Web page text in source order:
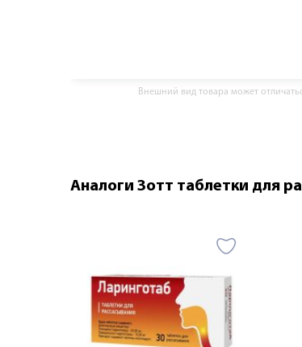
Внешний вид товара может
Аналоги Зотт таблетки для